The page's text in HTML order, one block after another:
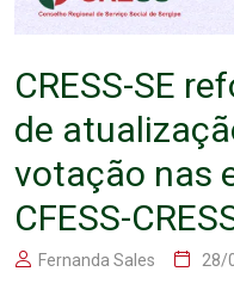
CRESS-SE
de
votação nas
CFESS-
Fernanda Sales 28/